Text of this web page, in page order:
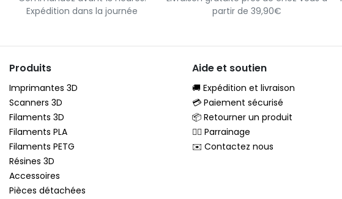
Expédition dans la journée
partir de 39,90€
Produits
Imprimantes 3D
Scanners 3D
Filaments 3D
Filaments PLA
Filaments PETG
Résines 3D
Accessoires
Pièces détachées
Aide et soutien
🚚 Expédition et livraison
💳 Paiement sécurisé
📦 Retourner un produit
🦸‍♂️ Parrainage
✉️ Contactez nous